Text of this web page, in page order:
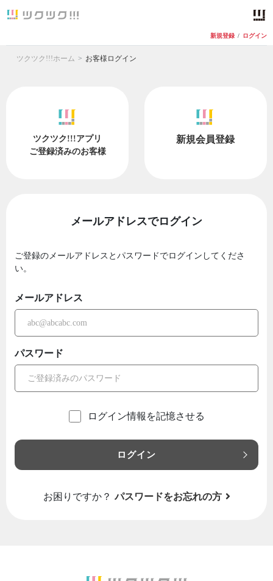
新規登録 / ログイン
ツクツク!!!ホーム お客様ログイン
ツクツク!!!アプリ
ご登録済みのお客様
新規会員登録
メールアドレスでログイン
ご登録のメールアドレスとパスワードでログインしてくださ
い。
メールアドレス
パスワード
ログイン情報を記憶させる
ログイン
お困りですか？ パスワードをお忘れの方